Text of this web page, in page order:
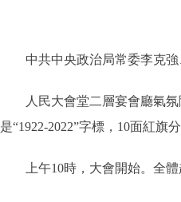
中共中央政治局常委李克強
人民大會堂二層宴會廳氣氛
是“1922-2022”字標，10面紅旗
上午10時，大會開始。全體